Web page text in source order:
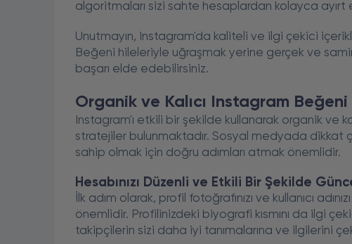
algoritmaları sizi sahte hesaplardan kolayca
Unutmayın, Instagram'da kaliteli ve ilgi çekici
Beğeni hileleriyle uğraşmak yerine gerçek ve
başarı elde edebilirsiniz.
Organik ve Kalıcı Instagram
Instagram'ı etkili bir şekilde kullanarak organik ve
stratejiler bulunmaktadır. Sosyal medyada dikkat
sahip olmak için doğru adımları atmak önemlidir.
Hesabınızı Düzenli ve Etkili Bir Şekilde
İlk adım olarak, profil fotoğrafınızı ve kullanıcı
önemlidir. Profilinizdeki biyografi kısmını da ilgi
takipçilerin sizi daha iyi tanımalarına ve ilgilerini